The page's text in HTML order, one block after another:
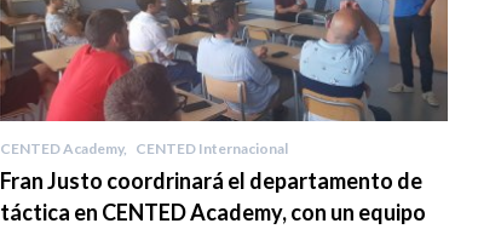
CENTED Academy, CENTED Internacional
Fran Justo coordrinará el departamento de
táctica en CENTED Academy, con un equipo